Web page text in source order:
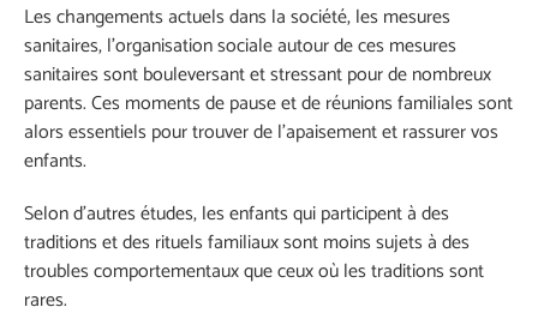
Les changements actuels dans la société, les mesures
sanitaires, l’organisation sociale autour de ces mesures
sanitaires sont bouleversant et stressant pour de nombreux
parents. Ces moments de pause et de réunions familiales sont
alors essentiels pour trouver de l’apaisement et rassurer vos
enfants.
Selon d’autres études, les enfants qui participent à des
traditions et des rituels familiaux sont moins sujets à des
troubles comportementaux que ceux où les traditions sont
rares.